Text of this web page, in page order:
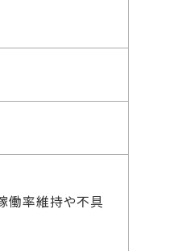
働率維持や不具